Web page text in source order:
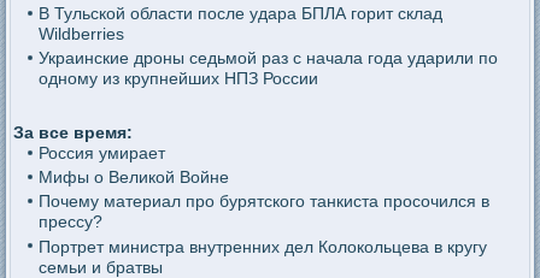
В Тульской области после удара БПЛА горит склад
Wildberries
Украинские дроны седьмой раз с начала года ударили по
одному из крупнейших НПЗ России
За все время:
Россия умирает
Мифы о Великой Войне
Почему материал про бурятского танкиста просочился в
прессу?
Портрет министра внутренних дел Колокольцева в кругу
семьи и братвы